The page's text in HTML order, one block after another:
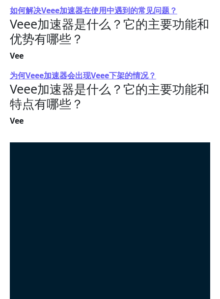
如何解决Veee加速器在使用中遇到的常见问题？
Veee加速器是什么？它的主要功能和
优势有哪些？
Vee
为何Veee加速器会出现Veee下架的情况？
Veee加速器是什么？它的主要功能和
特点有哪些？
Vee